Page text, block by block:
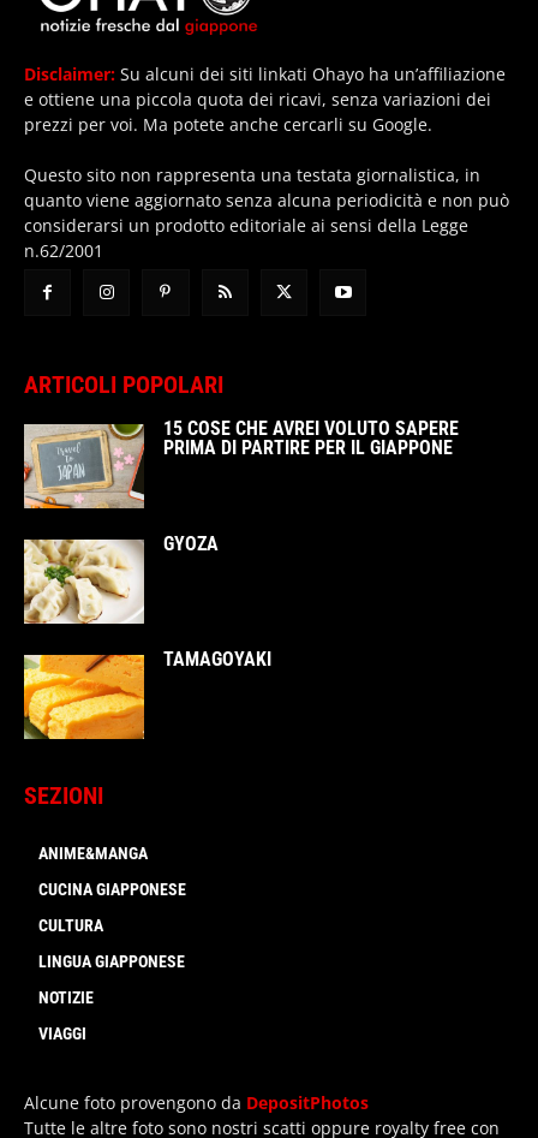
Disclaimer: Su alcuni dei siti linkati Ohayo ha un’affiliazione
e ottiene una piccola quota dei ricavi, senza variazioni dei
prezzi per voi. Ma potete anche cercarli su Google.
Questo sito non rappresenta una testata giornalistica, in
quanto viene aggiornato senza alcuna periodicità e non può
considerarsi un prodotto editoriale ai sensi della Legge
n.62/2001
ARTICOLI POPOLARI
15 COSE CHE AVREI VOLUTO SAPERE
PRIMA DI PARTIRE PER IL GIAPPONE
GYOZA
TAMAGOYAKI
SEZIONI
ANIME&MANGA
CUCINA GIAPPONESE
CULTURA
LINGUA GIAPPONESE
NOTIZIE
VIAGGI
Alcune foto provengono da DepositPhotos
Tutte le altre foto sono nostri scatti oppure royalty free con